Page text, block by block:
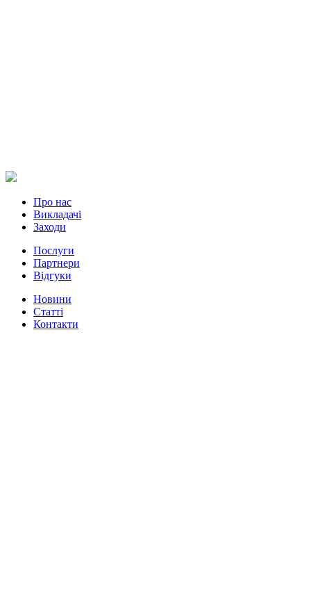
Про нас
Викладачі
Заходи
Послуги
Партнери
Відгуки
Новини
Статті
Контакти